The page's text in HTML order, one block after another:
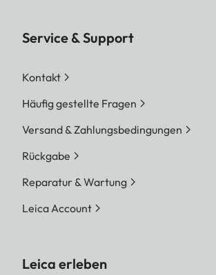
Service & Support
Kontakt
Häufig gestellte Fragen
Versand & Zahlungsbedingungen
Rückgabe
Reparatur & Wartung
Leica Account
Leica erleben